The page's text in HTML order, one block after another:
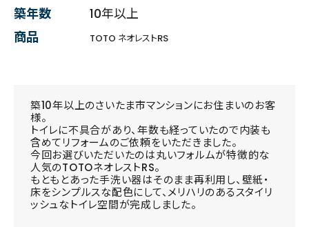
築年数
10年以上
商品
TOTO ネオレストRS
築10年以上のさいたま市マンションにお住まいのお客
様。
トイレに不具合があり、年数も経っていたので内装も
含めてリフォームのご依頼をいただきました。
今回お選びいただいたのは丸いフォルムが特徴的な
人気のTOTOネオレストRS。
もともとあった手洗い器はそのまま再利用し、壁紙・
床をシンプルスな配色にして、メリハリのあるスタイリ
ッシュなトイレ空間が完成しました。